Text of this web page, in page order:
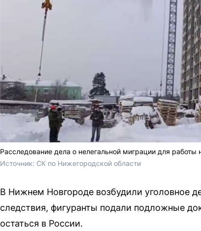
Расследование дела о нелегальной миграции для
Источник: СК по Нижегородской области
В Нижнем Новгороде возбудили уголовное
следствия, фигуранты подали подложные
остаться в России.